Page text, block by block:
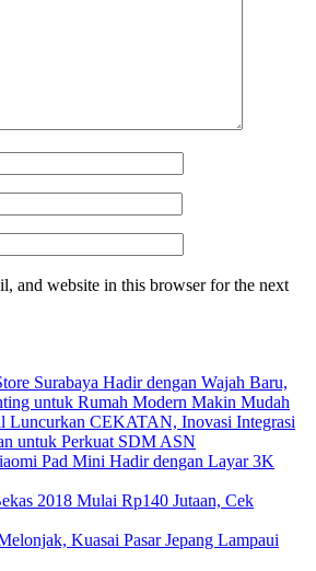
and website in this browser for the next
Surabaya Hadir dengan Wajah Baru,
untuk Rumah Modern Makin Mudah
Luncurkan CEKATAN, Inovasi Integrasi
untuk Perkuat SDM ASN
Pad Mini Hadir dengan Layar 3K
2018 Mulai Rp140 Jutaan, Cek
Kuasai Pasar Jepang Lampaui